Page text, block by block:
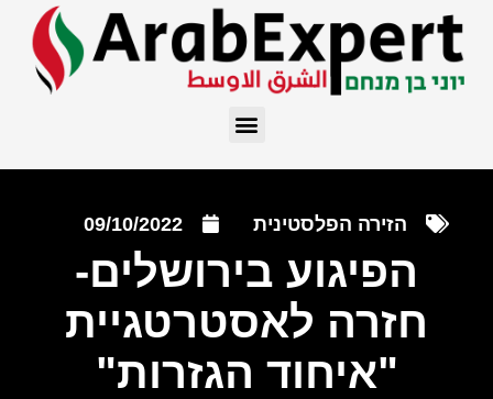
הזירה הפלסטינית 09/10/2022
הפיגוע בירושלים-
חזרה לאסטרטגיית
"איחוד הגזרות"